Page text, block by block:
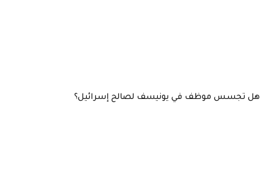
هل تجسس موظف في يونيسف لصالح إسرائيل؟